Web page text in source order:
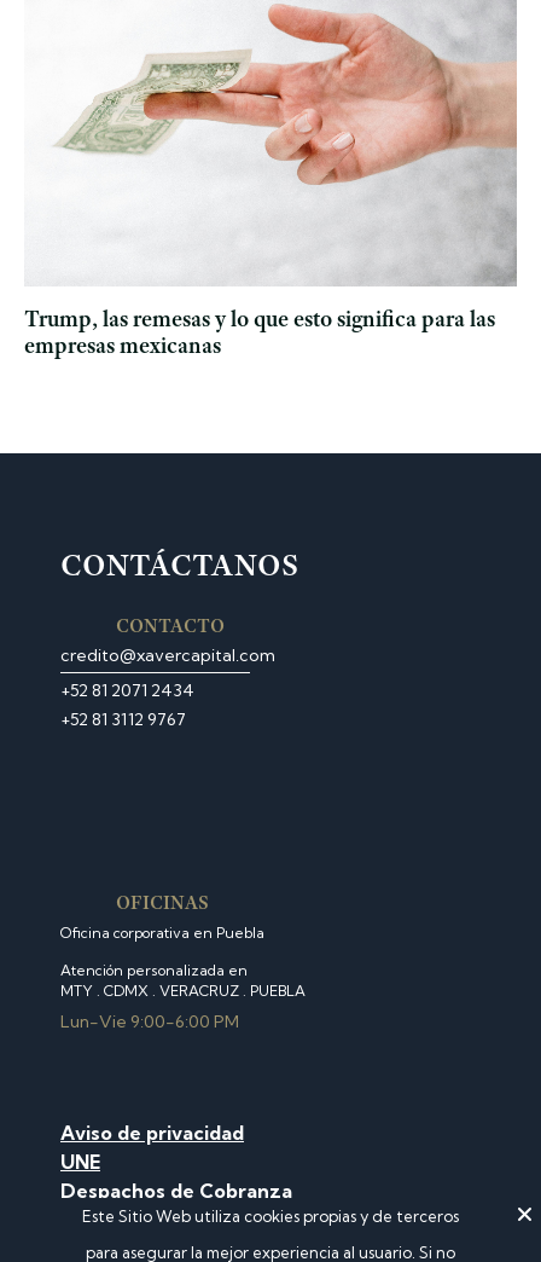
Trump, las remesas y lo que esto significa para las
empresas mexicanas
CONTÁCTANOS
CONTACTO
credito@xavercapital.com
‎+52 81 2071 2434
+52 81 3112 9767
OFICINAS
Oficina corporativa en Puebla
Atención personalizada en
MTY . CDMX . VERACRUZ . PUEBLA
Lun-Vie 9:00-6:00 PM
Aviso de privacidad
UNE
Despachos de Cobranza
Buró de Entidades Financieras
Consulta Comisiones
Este Sitio Web utiliza cookies propias y de terceros
para asegurar la mejor experiencia al usuario. Si no